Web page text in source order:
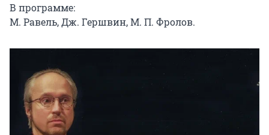
В программе:
М. Равель, Дж. Гершвин, М. П. Фролов.